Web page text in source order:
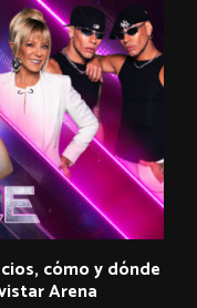
cómo y dónde
Arena